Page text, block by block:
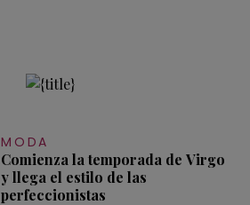
MODA
Comienza la temporada de Virgo
y llega el estilo de las
perfeccionistas